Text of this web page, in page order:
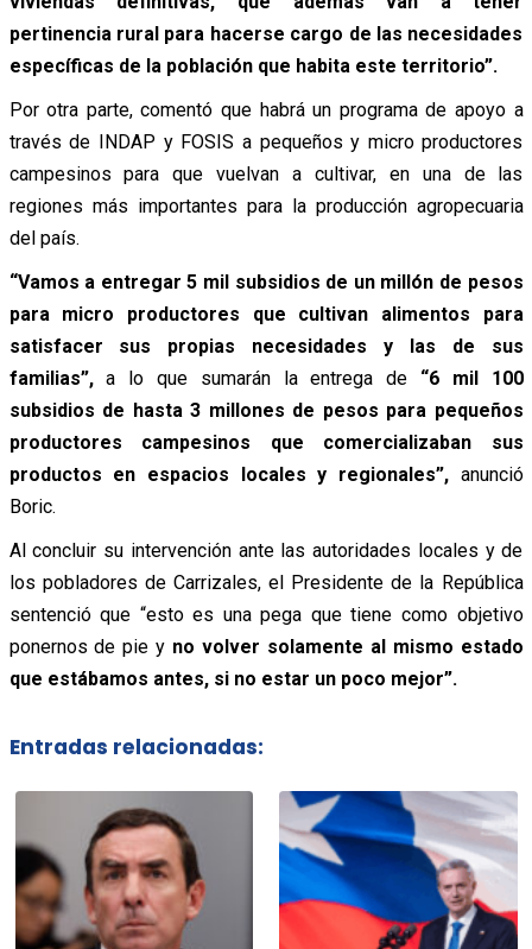
pertinencia rural para hacerse cargo de las necesidades
específicas de la población que habita este territorio”.
Por otra parte, comentó que habrá un programa de apoyo a
través de INDAP y FOSIS a pequeños y micro productores
campesinos para que vuelvan a cultivar, en una de las
regiones más importantes para la producción agropecuaria
del país.
“Vamos a entregar 5 mil subsidios de un millón de pesos
para micro productores que cultivan alimentos para
satisfacer sus propias necesidades y las de sus
familias”,a lo que sumarán la entrega de “6 mil 100
subsidios de hasta 3 millones de pesos para pequeños
productores campesinos que comercializaban sus
productos en espacios locales y regionales”, anunció
Boric.
Al concluir su intervención ante las autoridades locales y de
los pobladores de Carrizales, el Presidente de la República
sentenció que “esto es una pega que tiene como objetivo
ponernos de pie y no volver solamente al mismo estado
que estábamos antes, si no estar un poco mejor”.
Entradas relacionadas: